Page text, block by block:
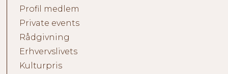
Profil medlem
Private events
Rådgivning
Erhvervslivets
Kulturpris